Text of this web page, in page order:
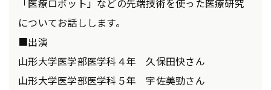
「医療ロボット」などの先端技術を使った医療研究
についてお話しします。
■出演
山形大学医学部医学科４年 久保田快さん
山形大学医学部医学科５年 宇佐美勁さん